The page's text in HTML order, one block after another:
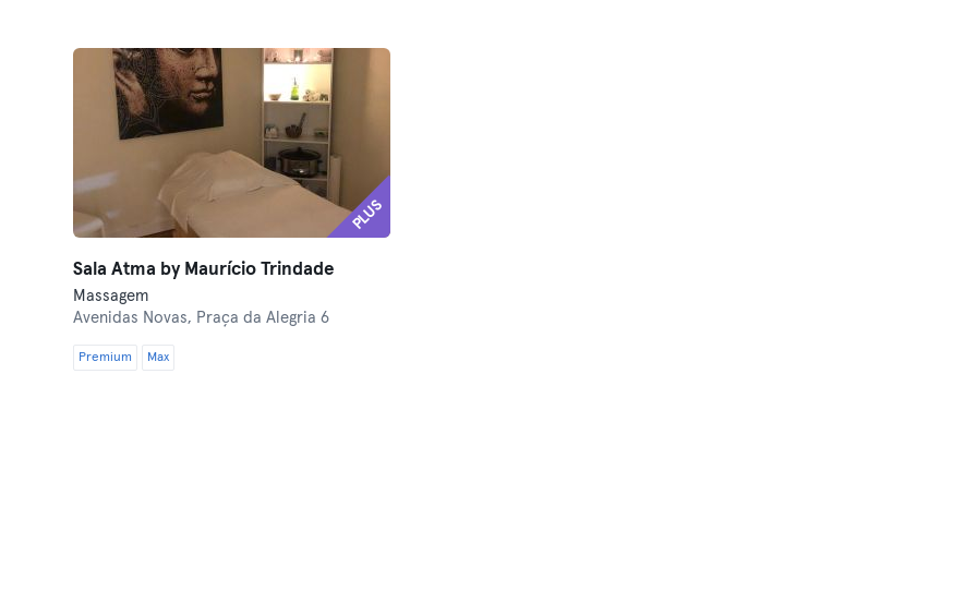
PLUS
Sala Atma by Maurício Trindade
Massagem
Avenidas Novas, Praça da Alegria 6
Premium Max